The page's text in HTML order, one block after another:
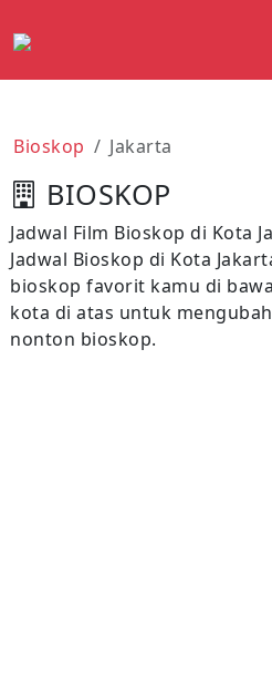
Bioskop Jakarta
BIOSKOP
Jadwal Film Bioskop di Kota
Jadwal Bioskop di Kota
bioskop favorit kamu di
kota di atas untuk
nonton bioskop.